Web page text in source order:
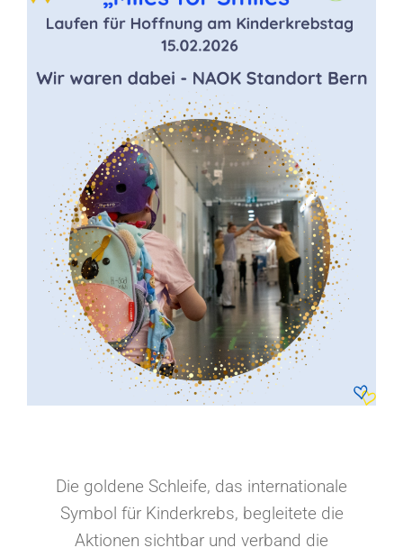
Die goldene Schleife, das internationale
Symbol für Kinderkrebs, begleitete die
Aktionen sichtbar und verband die